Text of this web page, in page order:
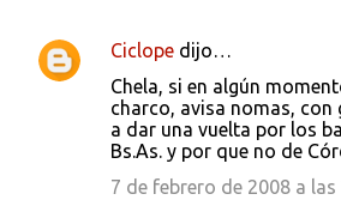
Ciclope dijo…
Chela, si en algún
charco, avisa nomas, con
a dar una vuelta por los
Bs.As. y por que no de
7 de febrero de 2008 a las